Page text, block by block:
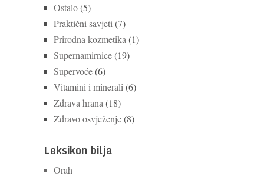
Ostalo(5)
Praktični savjeti (7)
Prirodna kozmetika (1)
Supernamirnice(19)
Supervoće(6)
Vitamini i minerali (6)
Zdrava hrana (18)
Zdravo osvježenje(8)
Leksikon bilja
Orah